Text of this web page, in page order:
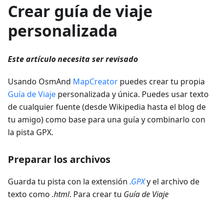
Crear guía de viaje
personalizada
Este artículo necesita ser revisado
Usando OsmAnd MapCreator puedes crear tu propia
Guía de Viaje personalizada y única. Puedes usar texto
de cualquier fuente (desde Wikipedia hasta el blog de
tu amigo) como base para una guía y combinarlo con
la pista GPX.
Preparar los archivos
Guarda tu pista con la extensión .GPXy el archivo de
texto como .html. Para crear tu Guía de Viaje